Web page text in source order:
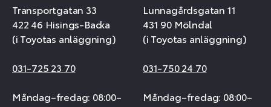
Transportgatan 33
422 46 Hisings-Backa
(i Toyotas anläggning)
031-725 23 70
Måndag–fredag: 08:00–
Lunnagårdsgatan 11
431 90 Mölndal
(i Toyotas anläggning)
031-750 24 70
Måndag–fredag: 08:00–